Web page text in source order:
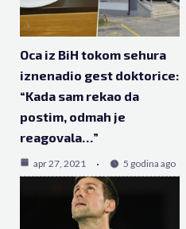
Oca iz BiH tokom sehura
iznenadio gest doktorice:
“Kada sam rekao da
postim, odmah je
reagovala…”
apr 27, 2021 5 godina ago